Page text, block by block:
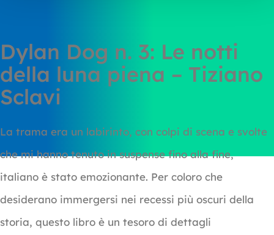
Dylan Dog n. 3: Le notti
della luna piena – Tiziano
Sclavi
La trama era un labirinto, con colpi di scena e svolte
che mi hanno tenuto in suspense fino alla fine,
italiano è stato emozionante. Per coloro che
desiderano immergersi nei recessi più oscuri della
storia, questo libro è un tesoro di dettagli